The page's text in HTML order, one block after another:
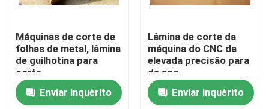
Para casa
Máquinas de corte de
folhas de metal, lâmina
de guilhotina para
corte
Enviar inquérito
Lâmina de corte da
máquina do CNC da
elevada precisão para
de aço
inoxidável/Cr12MoV
Enviar inquérito